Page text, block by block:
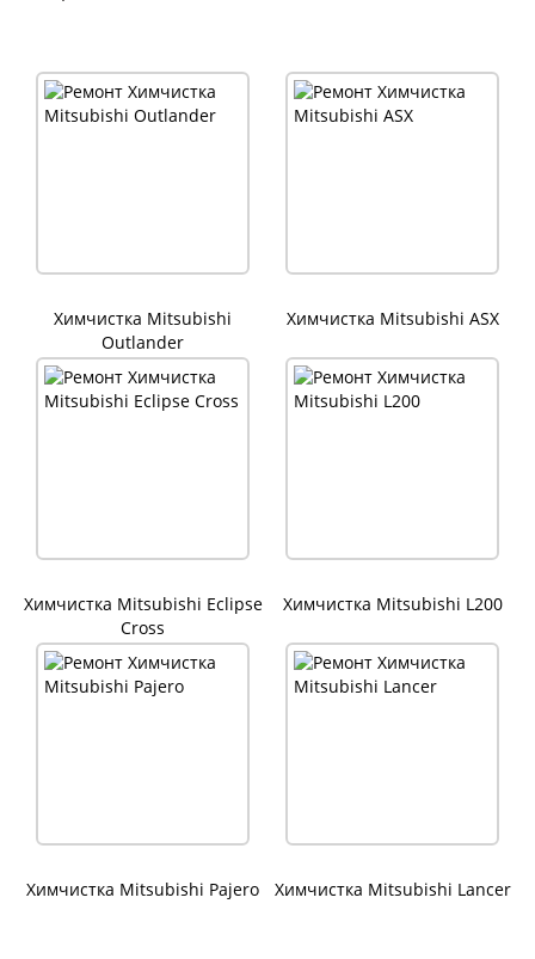
Химчистка Mitsubishi
Outlander
Химчистка Mitsubishi ASX
Химчистка Mitsubishi Eclipse
Cross
Химчистка Mitsubishi L200
Химчистка Mitsubishi Pajero Химчистка Mitsubishi Lancer